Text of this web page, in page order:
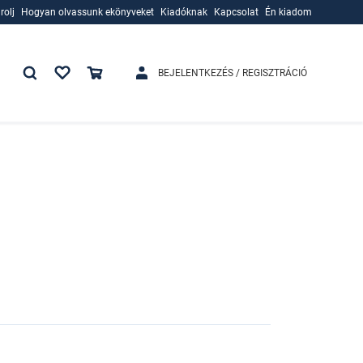
Hogyan olvassunk ekönyveket
Kiadóknak
Kapcsolat Én kiadom
BEJELENTKEZÉS / REGISZTRÁCIÓ